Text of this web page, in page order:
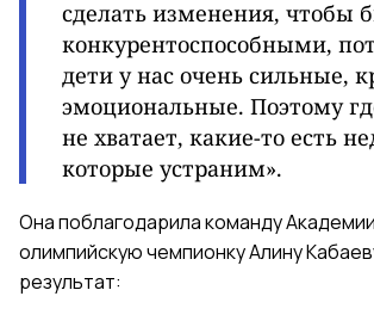
сделать изменения, чтобы
конкурентоспособными,
дети у нас очень сильные,
эмоциональные. Поэтому
не хватает, какие-то есть
которые устраним».
Она поблагодарила команду
олимпийскую чемпионку Алину
результат: